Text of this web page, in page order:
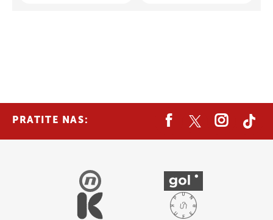
PRATITE NAS: